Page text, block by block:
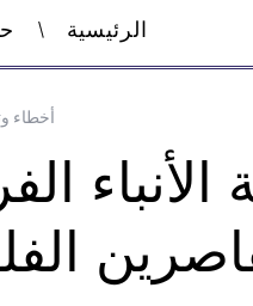
الرئيسية
أخطاء